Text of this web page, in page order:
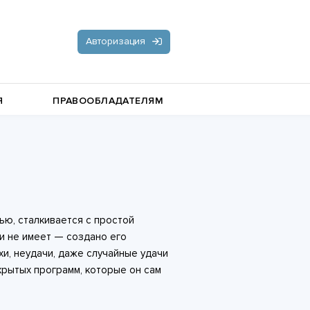
Авторизация
романы
Стихи и поэзия
ПРАВООБЛАДАТЕЛЯМ
сталкивается с простой
не имеет — создано его
неудачи, даже случайные удачи
программ, которые он сам